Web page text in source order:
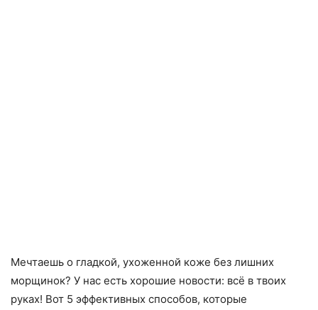
Мечтаешь о гладкой, ухоженной коже без лишних
морщинок? У нас есть хорошие новости: всё в твоих
руках! Вот 5 эффективных способов, которые